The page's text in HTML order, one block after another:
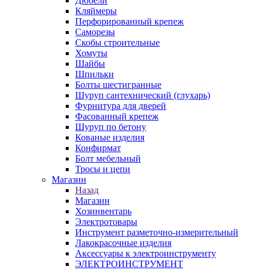
Кляймеры
Перфорированный крепеж
Саморезы
Скобы строительные
Хомуты
Шайбы
Шпильки
Болты шестигранные
Шуруп сантехнический (глухарь)
Фурнитура для дверей
Фасованный крепеж
Шуруп по бетону
Кованые изделия
Конфирмат
Болт мебельный
Тросы и цепи
Магазин
Назад
Магазин
Хозинвентарь
Электротовары
Инструмент разметочно-измерительный
Лакокрасочные изделия
Аксессуары к электроинструменту
ЭЛЕКТРОИНСТРУМЕНТ